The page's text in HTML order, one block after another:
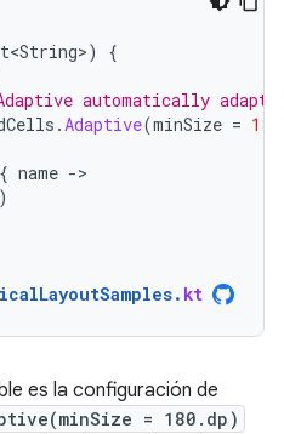
)
{
automatically adapts
. Adaptive(minSize =
{ name -
)
. kt
es la configuración de
= 180.dp)